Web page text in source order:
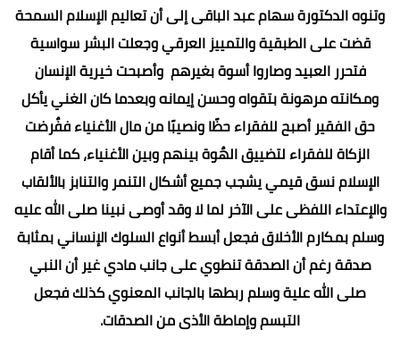
وتنوه الدكتورة سهام عبد الباقى إلى أن تعاليم الإسلام السمحة
قضت على الطبقية والتمييز العرقي وجعلت البشر سواسية
فتحرر العبيد وصاروا أسوة بغيرهم وأصبحت خيرية الإنسان
ومكانته مرهونة بتقواه وحسن إيمانه وبعدما كان الغني يأكل
حق الفقير أصبح للفقراء حظًا ونصيبًا من مال الأغنياء ففٌرضت
الزكاة للفقراء لتضييق الهٌوة بينهم وبين الأغنياء، كما أقام
الإسلام نسق قيمي يشجب جميع أشكال التنمر والتنابز بالألقاب
والإعتداء اللفظى على الآخر لما لا وقد أوصى نبينا صلى الله عليه
وسلم بمكارم الأخلاق فجعل أبسط أنواع السلوك الإنساني بمثابة
صدقة رغم أن الصدقة تنطوي على جانب مادي غير أن النبي
صلى الله علية وسلم ربطها بالجانب المعنوي كذلك فجعل
التبسم وإماطة الأذى من الصدقات.